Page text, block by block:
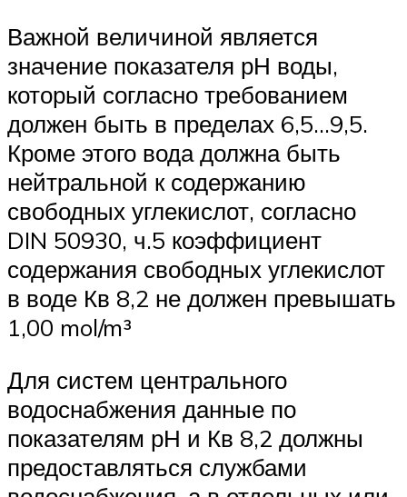
Важной величиной является
значение показателя рН воды,
который согласно требованием
должен быть в пределах 6,5…9,5.
Кроме этого вода должна быть
нейтральной к содержанию
свободных углекислот, согласно
DIN 50930, ч.5 коэффициент
содержания свободных углекислот
в воде Кв 8,2 не должен превышать
1,00 mol/m³
Для систем центрального
водоснабжения данные по
показателям рН и Кв 8,2 должны
предоставляться службами